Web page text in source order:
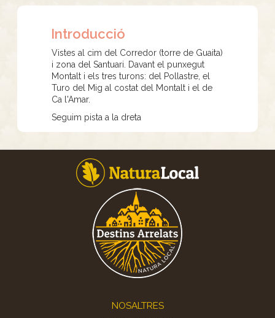
Introducció
Vistes al cim del Corredor (torre de Guaita)
i zona del Santuari. Davant el punxegut
Montalt i els tres turons: del Pollastre, el
Turo del Mig al costat del Montalt i el de
Ca l'Amar.
Seguim pista a la dreta
NOSALTRES